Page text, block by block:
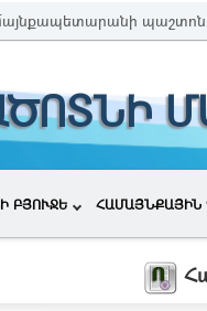
ԲՅՈՒՋԵ ՀԱՄԱՅՆՔԱՅԻՆ